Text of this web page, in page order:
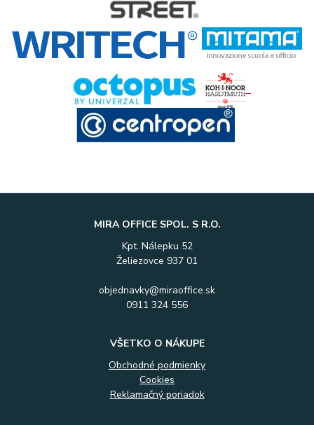
MIRA OFFICE SPOL. S R.O.
Kpt. Nálepku 52
Želiezovce 937 01
objednavky@miraoffice.sk
0911 324 556
VŠETKO O NÁKUPE
Obchodné podmienky
Cookies
Reklamačný poriadok